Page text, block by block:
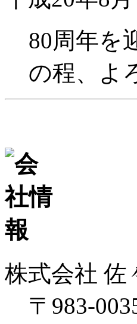
80周年を
の程、よ
株式会社 佐
〒983-